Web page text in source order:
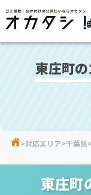
東庄町
対応エリア 千葉県
東庄町